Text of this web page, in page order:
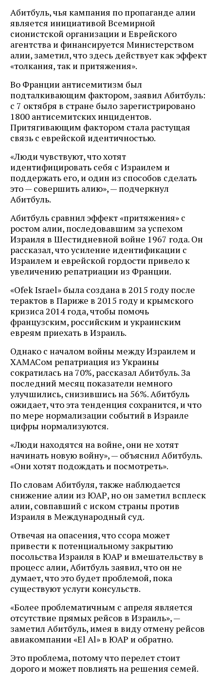
Абитбуль, чья кампания по пропаганде алии
является инициативой Всемирной
сионистской организации и Еврейского
агентства и финансируется Министерством
алии, заметил, что здесь действует как эффект
«толкания, так и притяжения».
Во Франции антисемитизм был
подталкивающим фактором, заявил Абитбуль:
с 7 октября в стране было зарегистрировано
1800 антисемитских инцидентов.
Притягивающим фактором стала растущая
связь с еврейской идентичностью.
«Люди чувствуют, что хотят
идентифицировать себя с Израилем и
поддержать его, и один из способов сделать
это — совершить алию», — подчеркнул
Абитбуль.
Абитбуль сравнил эффект «притяжения» с
ростом алии, последовавшим за успехом
Израиля в Шестидневной войне 1967 года. Он
рассказал, что усиление идентификации с
Израилем и еврейской гордости привело к
увеличению репатриации из Франции.
«Ofek Israel» была создана в 2015 году после
терактов в Париже в 2015 году и крымского
кризиса 2014 года, чтобы помочь
французским, российским и украинским
евреям приехать в Израиль.
Однако с началом войны между Израилем и
ХАМАСом репатриация из Украины
сократилась на 70%, рассказал Абитбуль. За
последний месяц показатели немного
улучшились, снизившись на 56%. Абитбуль
ожидает, что эта тенденция сохранится, и что
по мере нормализации событий в Израиле
цифры нормализуются.
«Люди находятся на войне, они не хотят
начинать новую войну», — объяснил Абитбуль.
«Они хотят подождать и посмотреть».
По словам Абитбуля, также наблюдается
снижение алии из ЮАР, но он заметил всплеск
алии, совпавший с иском страны против
Израиля в Международный суд.
Отвечая на опасения, что ссора может
привести к потенциальному закрытию
посольства Израиля в ЮАР и вмешательству в
процесс алии, Абитбуль заявил, что он не
думает, что это будет проблемой, пока
существуют услуги консульств.
«Более проблематичным с апреля является
отсутствие прямых рейсов в Израиль», —
заметил Абитбуль, имея в виду отмену рейсов
авиакомпании «El Al» в ЮАР и обратно.
Это проблема, потому что перелет стоит
дорого и может повлиять на решения семей.